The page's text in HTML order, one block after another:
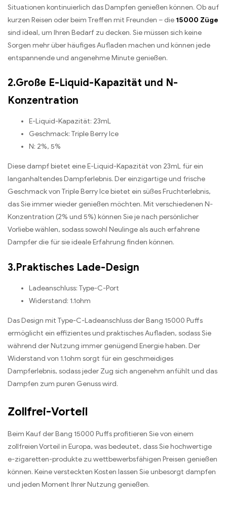
Situationen kontinuierlich das Dampfen genießen können. Ob auf
kurzen Reisen oder beim Treffen mit Freunden – die 15000 Züge
sind ideal, um Ihren Bedarf zu decken. Sie müssen sich keine
Sorgen mehr über häufiges Aufladen machen und können jede
entspannende und angenehme Minute genießen.
2.Große E-Liquid-Kapazität und N-
Konzentration
E-Liquid-Kapazität: 23mL
Geschmack: Triple Berry Ice
N: 2%, 5%
Diese dampf bietet eine E-Liquid-Kapazität von 23mL für ein
langanhaltendes Dampferlebnis. Der einzigartige und frische
Geschmack von Triple Berry Ice bietet ein süßes Fruchterlebnis,
das Sie immer wieder genießen möchten. Mit verschiedenen N-
Konzentration (2% und 5%) können Sie je nach persönlicher
Vorliebe wählen, sodass sowohl Neulinge als auch erfahrene
Dampfer die für sie ideale Erfahrung finden können.
3.Praktisches Lade-Design
Ladeanschluss: Type-C-Port
Widerstand: 1.1ohm
Das Design mit Type-C-Ladeanschluss der Bang 15000 Puffs
ermöglicht ein effizientes und praktisches Aufladen, sodass Sie
während der Nutzung immer genügend Energie haben. Der
Widerstand von 1.1ohm sorgt für ein geschmeidiges
Dampferlebnis, sodass jeder Zug sich angenehm anfühlt und das
Dampfen zum puren Genuss wird.
Zollfrei-Vorteil
Beim Kauf der Bang 15000 Puffs profitieren Sie von einem
zollfreien Vorteil in Europa, was bedeutet, dass Sie hochwertige
e-zigaretten-produkte zu wettbewerbsfähigen Preisen genießen
können. Keine versteckten Kosten lassen Sie unbesorgt dampfen
und jeden Moment Ihrer Nutzung genießen.